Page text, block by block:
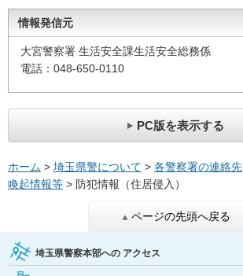
情報発信元
大宮警察署 生活安全課生活安全総務係
電話：048-650-0110
PC版を表示する
ホーム > 埼玉県警について > 各警察署の連絡先
喚起情報等 > 防犯情報（住居侵入）
ページの先頭へ戻る
埼玉県警察本部への アクセス